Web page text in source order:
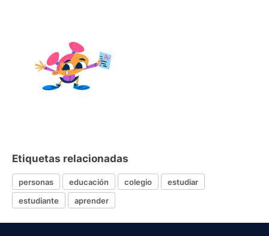
Etiquetas relacionadas
personas educación colegio
estudiar
estudiante
aprender